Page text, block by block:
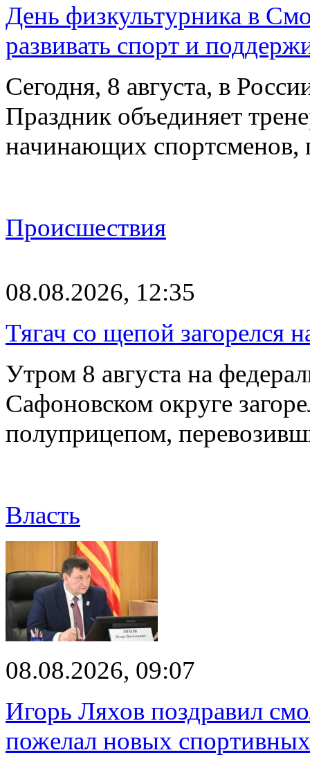
День физкультурника в
развивать спорт и
Сегодня, 8 августа, в
Праздник объединяет
начинающих
Происшествия
08.08.2026, 12:35
Тягач со щепой загорелся
Утром 8 августа на
Сафоновском округе
полуприцепом,
Власть
08.08.2026, 09:07
Игорь Ляхов поздравил
пожелал новых